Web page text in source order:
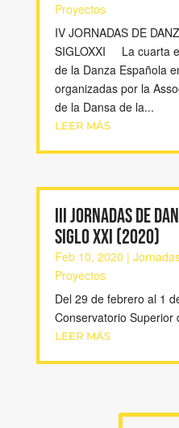
Proyectos
IV JORNADAS DE
SIGLOXXI La cuarta
de la Danza Española
organizadas por la
de la Dansa de la...
LEER MÁS
III Jornadas de
Siglo XXI (2020)
Feb 10, 2020 |
Proyectos
Del 29 de febrero al 1
Conservatorio Superior
LEER MÁS